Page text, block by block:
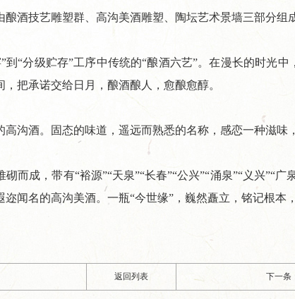
技艺雕塑群、高沟美酒雕塑、陶坛艺术景墙三部分组
分级贮存”工序中传统的“酿酒六艺”。在漫长的时光中
把承诺交给日月，酿酒酿人，愈酿愈醇。
酒。固态的味道，遥远而熟悉的名称，感恋一种滋味
成，带有“裕源”“天泉”“长春”“公兴”“涌泉”“义兴”“广
闻名的高沟美酒。一瓶“今世缘”，巍然矗立，铭记根本
返回列表 下一条